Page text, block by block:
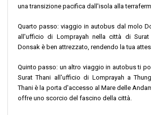
una transizione pacifica dall'isola alla
Quarto passo: viaggio in autobus dal molo
all'ufficio di Lomprayah nella città di
Donsak è ben attrezzato, rendendo la tua
Quinto passo: un altro viaggio in autobus ti
Surat Thani all'ufficio di Lomprayah a
Thani è la porta d'accesso al Mare delle
offre uno scorcio del fascino della città.